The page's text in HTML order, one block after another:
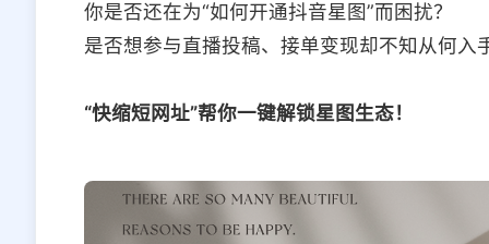
你是否还在为“如何开通抖音星图”而困扰？
是否想参与直播投稿、接单变现却不知从何入
“快缩短网址”帮你一键解锁星图生态！